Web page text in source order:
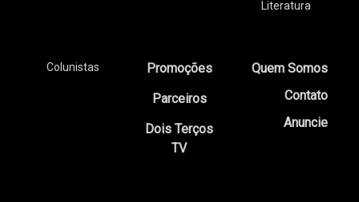
Literatura
Colunistas
Promoções
Parceiros
Dois Terços
TV
Quem Somos
Contato
Anuncie